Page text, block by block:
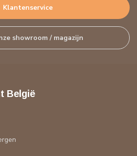
Klantenservice
showroom / magazijn
België